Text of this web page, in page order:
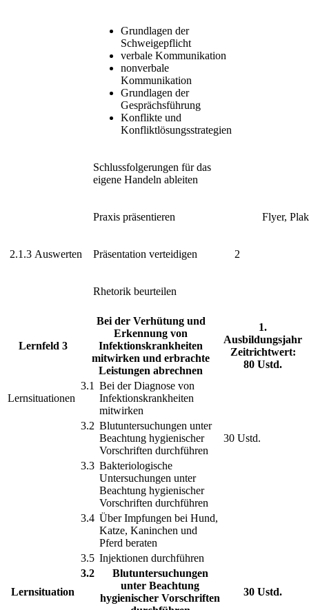
Grundlagen der
Schweigepflicht
verbale Kommunikation
nonverbale
Kommunikation
Grundlagen der
Gesprächsführung
Konflikte und
Konfliktlösungsstrategien
Schlussfolgerungen für das
eigene Handeln ableiten
Praxis präsentieren Flyer,
2.1.3 Auswerten Präsentation verteidigen 2
Rhetorik beurteilen
Lernfeld 3
Bei der Verhütung und
Erkennung von
Infektionskrankheiten
mitwirken und erbrachte
Leistungen abrechnen
1.
Ausbildungsjahr
Zeitrichtwert:
80 Ustd.
Lernsituationen
3.1 Bei der Diagnose von
Infektionskrankheiten
mitwirken
3.2 Blutuntersuchungen unter
Beachtung hygienischer
Vorschriften durchführen
30 Ustd.
3.3 Bakteriologische
Untersuchungen unter
Beachtung hygienischer
Vorschriften durchführen
3.4 Über Impfungen bei Hund,
Katze, Kaninchen und
Pferd beraten
3.5 Injektionen durchführen
Lernsituation
3.2
Blutuntersuchungen
unter Beachtung
hygienischer Vorschriften
30 Ustd.